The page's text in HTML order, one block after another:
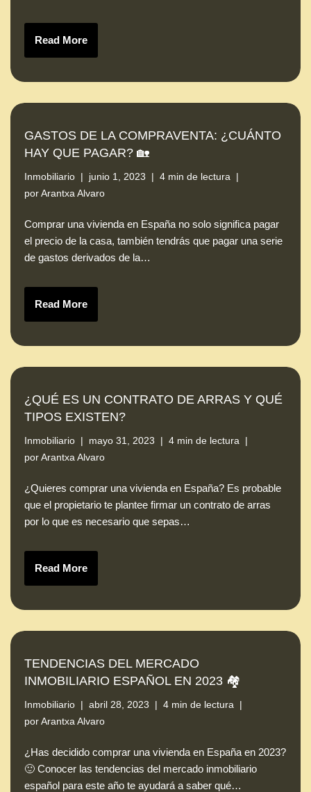
Read More
GASTOS DE LA COMPRAVENTA: ¿CUÁNTO
HAY QUE PAGAR? 🏡
Inmobiliario junio 1, 2023
4 min de lectura
por Arantxa Alvaro
Comprar una vivienda en España no solo significa pagar
el precio de la casa, también tendrás que pagar una serie
de gastos derivados de la…
Read More
¿QUÉ ES UN CONTRATO DE ARRAS Y QUÉ
TIPOS EXISTEN?
Inmobiliario mayo 31, 2023
4 min de lectura
por Arantxa Alvaro
¿Quieres comprar una vivienda en España? Es probable
que el propietario te plantee firmar un contrato de arras
por lo que es necesario que sepas…
Read More
TENDENCIAS DEL MERCADO
INMOBILIARIO ESPAÑOL EN 2023 🏘️
Inmobiliario abril 28, 2023
4 min de lectura
por Arantxa Alvaro
¿Has decidido comprar una vivienda en España en 2023?
🙂 Conocer las tendencias del mercado inmobiliario
español para este año te ayudará a saber qué…